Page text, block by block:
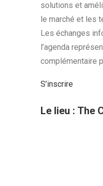
solutions et
le marché et les
Les échanges
l’agenda
complémentaire
S’inscrire
Le lieu : The